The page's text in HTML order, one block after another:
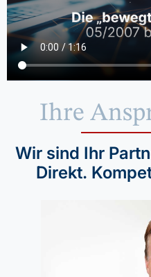
Ihre
Wir sind Ihr
Direkt.